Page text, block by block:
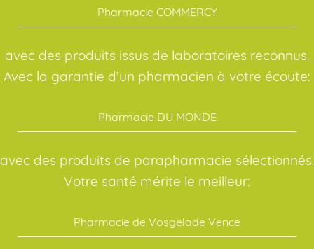
Pharmacie COMMERCY
avec des produits issus de laboratoires reconnus.
Avec la garantie d’un pharmacien à votre écoute:
Pharmacie DU MONDE
avec des produits de parapharmacie sélectionnés.
Votre santé mérite le meilleur:
Pharmacie de Vosgelade Vence